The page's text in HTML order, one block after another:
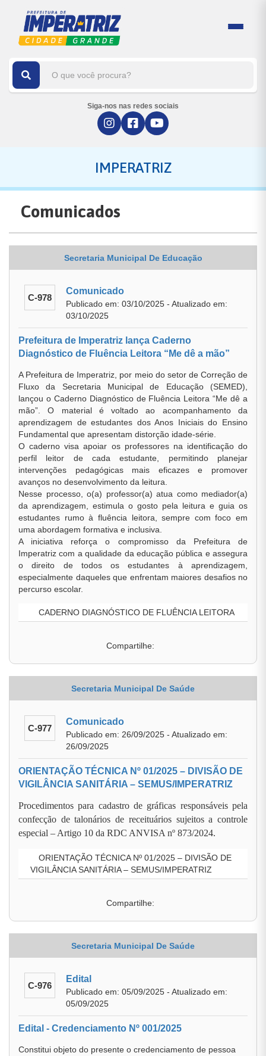
Siga-nos nas redes sociais
IMPERATRIZ
Comunicados
Secretaria Municipal De Educação
C-978
Comunicado
Publicado em: 03/10/2025 - Atualizado em:
03/10/2025
Prefeitura de Imperatriz lança Caderno
Diagnóstico de Fluência Leitora “Me dê a mão”
A Prefeitura de Imperatriz, por meio do setor de Correção de
Fluxo da Secretaria Municipal de Educação (SEMED),
lançou o Caderno Diagnóstico de Fluência Leitora “Me dê a
mão”. O material é voltado ao acompanhamento da
aprendizagem de estudantes dos Anos Iniciais do Ensino
Fundamental que apresentam distorção idade-série.
O caderno visa apoiar os professores na identificação do
perfil leitor de cada estudante, permitindo planejar
intervenções pedagógicas mais eficazes e promover
avanços no desenvolvimento da leitura.
Nesse processo, o(a) professor(a) atua como mediador(a)
da aprendizagem, estimula o gosto pela leitura e guia os
estudantes rumo à fluência leitora, sempre com foco em
uma abordagem formativa e inclusiva.
A iniciativa reforça o compromisso da Prefeitura de
Imperatriz com a qualidade da educação pública e assegura
o direito de todos os estudantes à aprendizagem,
especialmente daqueles que enfrentam maiores desafios no
percurso escolar.
CADERNO DIAGNÓSTICO DE FLUÊNCIA LEITORA
Compartilhe:
Secretaria Municipal De Saúde
C-977
Comunicado
Publicado em: 26/09/2025 - Atualizado em:
26/09/2025
ORIENTAÇÃO TÉCNICA Nº 01/2025 – DIVISÃO DE
VIGILÂNCIA SANITÁRIA – SEMUS/IMPERATRIZ
Procedimentos para cadastro de gráficas responsáveis pela
confecção de talonários de receituários sujeitos a controle
especial – Artigo 10 da RDC ANVISA nº 873/2024.
ORIENTAÇÃO TÉCNICA Nº 01/2025 – DIVISÃO DE
VIGILÂNCIA SANITÁRIA – SEMUS/IMPERATRIZ
Compartilhe:
Secretaria Municipal De Saúde
C-976
Edital
Publicado em: 05/09/2025 - Atualizado em:
05/09/2025
Edital - Credenciamento Nº 001/2025
Constitui objeto do presente o credenciamento de pessoa